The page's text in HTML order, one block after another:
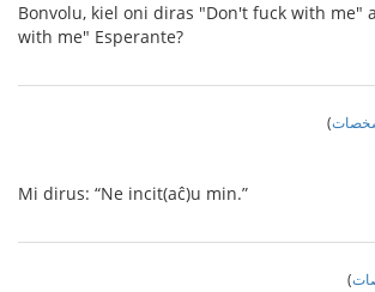
Bonvolu, kiel oni diras "Don't fuck with me"
with me" Esperante?
)
Mi dirus: “Ne incit(aĉ)u min.”
)